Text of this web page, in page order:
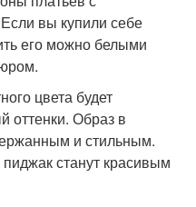
вы купили себе
его можно белыми
цвета будет
оттенки. Образ в
и стильным.
станут красивым